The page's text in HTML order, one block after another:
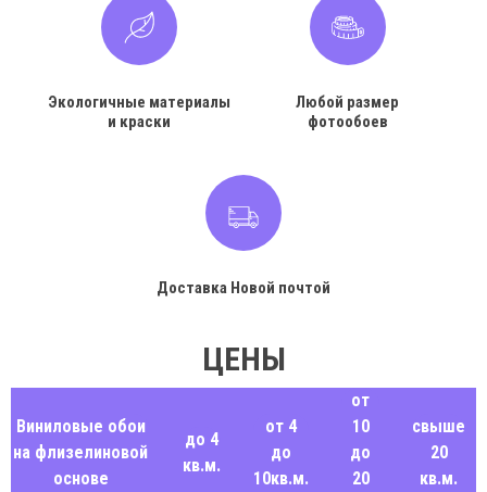
Экологичные материалы
и краски
Любой размер
фотообоев
Доставка Новой почтой
ЦЕНЫ
Виниловые обои
на флизелиновой
основе
до 4
кв.м.
от 4
до
10кв.м.
от
10
до
20
свыше
20
кв.м.